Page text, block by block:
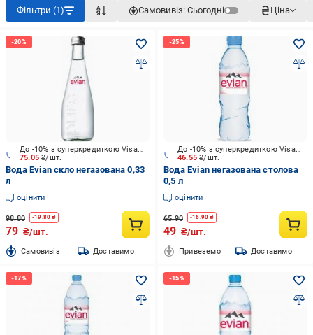
Фільтри (1) Самовивіз: Сьогодні Ціна
75.05₴/шт.
До -10% з суперкредиткою Visa Вигода
Вода Evian скло негазована 0,33
л
оцінити
98.80 -19.80 ₴
79 ₴/шт.
Cамовивіз Доставимо
46.55₴/шт.
До -10% з суперкредиткою Visa Вигода
Вода Evian негазована столова
0,5 л
оцінити
65.90 -16.90 ₴
49 ₴/шт.
Привеземо Доставимо